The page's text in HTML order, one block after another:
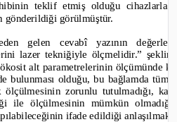
teklif etmiş olduğu cihazlarla
gönderildiği görülmüştür.
gelen cevabî yazının
lazer tekniğiyle ölçmelidir.”
alt parametrelerinin ölçümünde
bulunması olduğu, bu bağlamda
ölçülmesinin zorunlu tutulmadığı,
ile ölçülmesinin mümkün
ifade edildiği